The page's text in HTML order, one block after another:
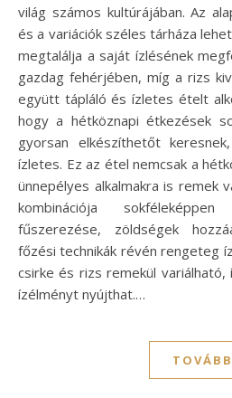
világ számos kultúrájában. Az
és a variációk széles tárháza
megtalálja a saját ízlésének
gazdag fehérjében, míg a rizs
együtt tápláló és ízletes ételt
hogy a hétköznapi étkezések
gyorsan elkészíthetőt
ízletes. Ez az étel nemcsak a
ünnepélyes alkalmakra is remek
kombinációja
fűszerezése, zöldségek
főzési technikák révén rengeteg
csirke és rizs remekül variálható,
ízélményt nyújthat.…
TOVÁBB